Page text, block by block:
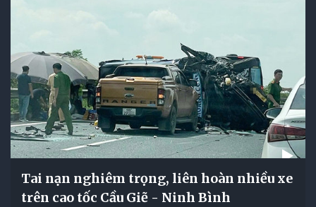
Tai nạn nghiêm trọng, liên hoàn nhiều xe
trên cao tốc Cầu Giẽ - Ninh Bình